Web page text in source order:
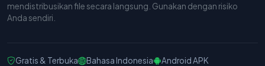
mendistribusikan file secara langsung. Gunakan dengan risiko
Anda sendiri.
Gratis & Terbuka Bahasa Indonesia
Android APK